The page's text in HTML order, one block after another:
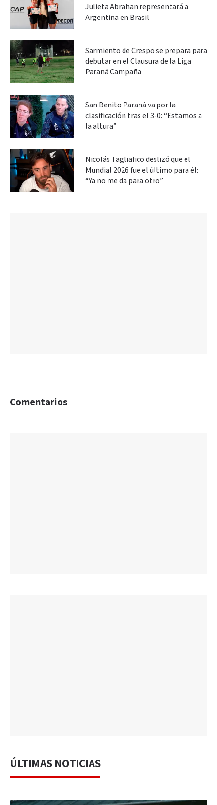
Julieta Abrahan representará a
Argentina en Brasil
Sarmiento de Crespo se prepara para
debutar en el Clausura de la Liga
Paraná Campaña
San Benito Paraná va por la
clasificación tras el 3-0: “Estamos a
la altura”
Nicolás Tagliafico deslizó que el
Mundial 2026 fue el último para él:
“Ya no me da para otro”
Comentarios
ÚLTIMAS NOTICIAS